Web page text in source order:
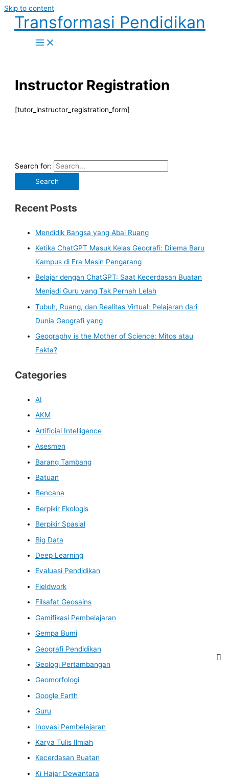
Skip to content
Transformasi Pendidikan
Instructor Registration
[tutor_instructor_registration_form]
Search for:
Recent Posts
Mendidik Bangsa yang Abai Ruang
Ketika ChatGPT Masuk Kelas Geografi: Dilema Baru
Kampus di Era Mesin Pengarang
Belajar dengan ChatGPT: Saat Kecerdasan Buatan
Menjadi Guru yang Tak Pernah Lelah
Tubuh, Ruang, dan Realitas Virtual: Pelajaran dari
Dunia Geografi yang
Geography is the Mother of Science: Mitos atau
Fakta?
Categories
AI
AKM
Artificial Intelligence
Asesmen
Barang Tambang
Batuan
Bencana
Berpikir Ekologis
Berpikir Spasial
Big Data
Deep Learning
Evaluasi Pendidikan
Fieldwork
Filsafat Geosains
Gamifikasi Pembelajaran
Gempa Bumi
Geografi Pendidikan
Geologi Pertambangan
Geomorfologi
Google Earth
Guru
Inovasi Pembelajaran
Karya Tulis Ilmiah
Kecerdasan Buatan
Ki Hajar Dewantara